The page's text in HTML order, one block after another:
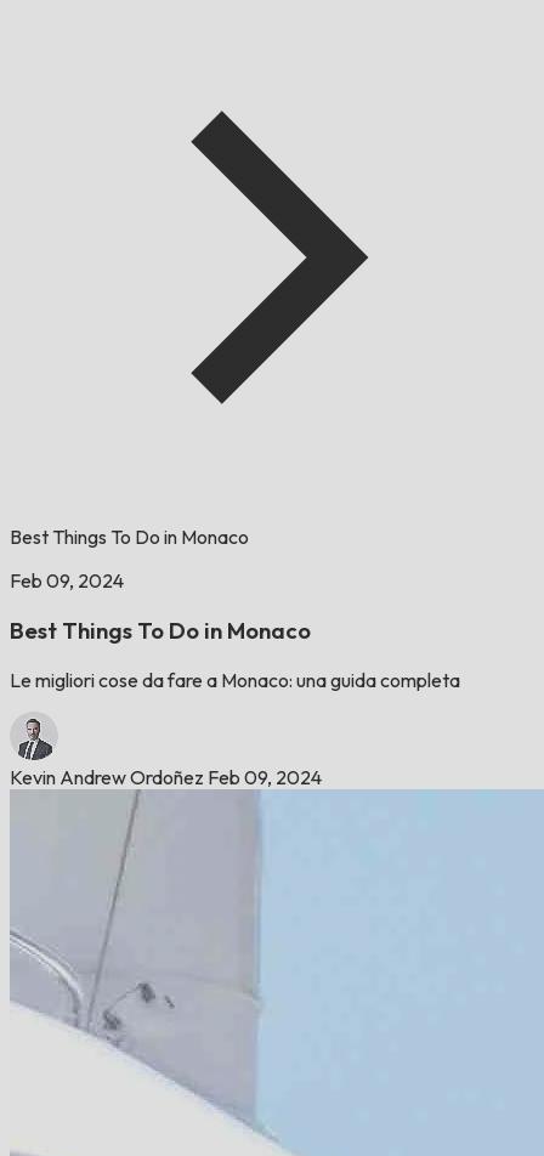
Best Things To Do in Monaco
Feb 09, 2024
Best Things To Do in Monaco
Le migliori cose da fare a Monaco: una guida completa
Kevin Andrew Ordoñez Feb 09, 2024